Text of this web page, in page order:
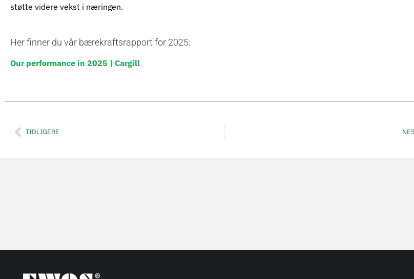
støtte videre vekst i næringen.
Her finner du vår bærekraftsrapport for 2025:
Our performance in 2025 | Cargill
TIDLIGERE